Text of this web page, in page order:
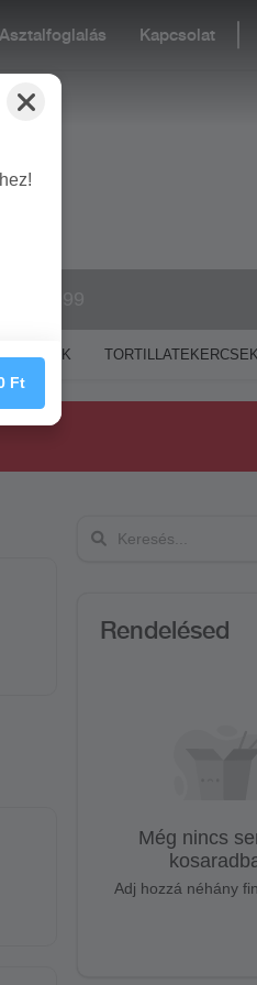
Asztalfoglalás Kapcsolat
TORTILLATEKERCSEK
Rendelésed
Még nincs
Adj hozzá néhány
Ft